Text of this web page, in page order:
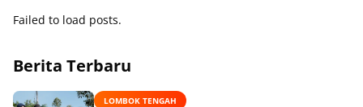
Failed to load posts.
Berita Terbaru
LOMBOK TENGAH